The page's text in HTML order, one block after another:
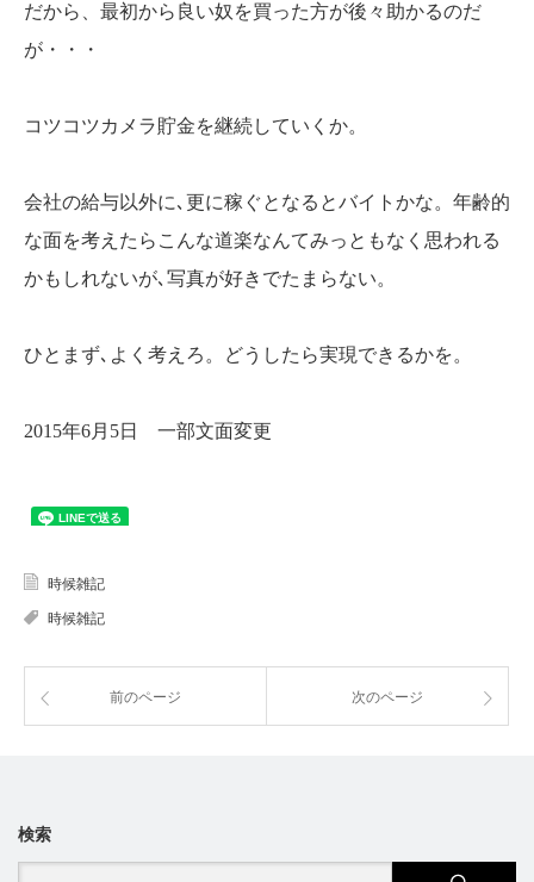
だから、最初から良い奴を買った方が後々助かるのだ
が・・・
コツコツカメラ貯金を継続していくか。
会社の給与以外に､更に稼ぐとなるとバイトかな。年齢的
な面を考えたらこんな道楽なんてみっともなく思われる
かもしれないが､写真が好きでたまらない。
ひとまず､よく考えろ。どうしたら実現できるかを。
2015年6月5日 一部文面変更
時候雑記
時候雑記
前のページ 次のページ
検索